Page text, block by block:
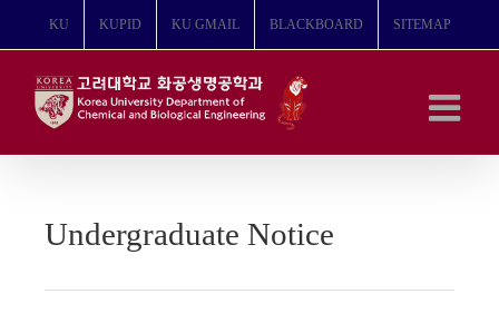
뛰
KU KUPID KU GMAIL BLACKBOARD SITEMAP
Undergraduate Notice